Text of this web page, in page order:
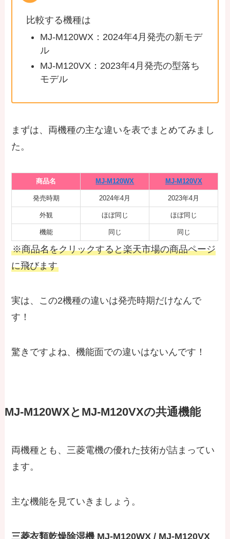
比較する機種は
MJ-M120WX：2024年4月発売の新モデ
ル
MJ-M120VX：2023年4月発売の型落ち
モデル
まずは、両機種の主な違いを表でまとめてみまし
た。
商品名 MJ-M120WX MJ-M120VX
発売時期 2024年4月 2023年4月
外観 ほぼ同じ ほぼ同じ
機能 同じ 同じ
※商品名をクリックすると楽天市場の商品ページ
に飛びます
実は、この2機種の違いは発売時期だけなんで
す！
驚きですよね、機能面での違いはないんです！
MJ-M120WXとMJ-M120VXの共通機能
両機種とも、三菱電機の優れた技術が詰まってい
ます。
主な機能を見ていきましょう。
三菱衣類乾燥除湿機 MJ-M120WX / MJ-M120VX